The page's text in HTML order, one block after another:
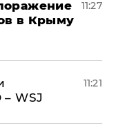
в Крыму
11:27
WSJ
11:21